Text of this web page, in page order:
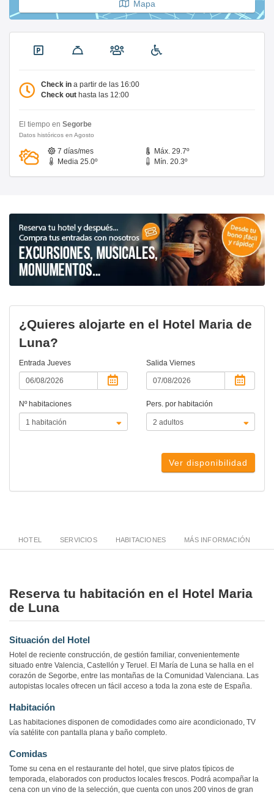
Mapa
Check in a partir de las 16:00
Check out hasta las 12:00
El tiempo en Segorbe
Datos históricos en Agosto
7 días/mes
Máx. 29.7º
Media 25.0º
Mín. 20.3º
¿Quieres alojarte en el Hotel Maria de
Luna?
Entrada Jueves Salida Viernes
Nº habitaciones Pers. por habitación
Ver disponibilidad
HOTEL SERVICIOS HABITACIONES MÁS INFORMACIÓN
Reserva tu habitación en el Hotel Maria
de Luna
Situación del Hotel
Hotel de reciente construcción, de gestión familiar, convenientemente
situado entre Valencia, Castellón y Teruel. El María de Luna se halla en el
corazón de Segorbe, entre las montañas de la Comunidad Valenciana. Las
autopistas locales ofrecen un fácil acceso a toda la zona este de España.
Habitación
Las habitaciones disponen de comodidades como aire acondicionado, TV
vía satélite con pantalla plana y baño completo.
Comidas
Tome su cena en el restaurante del hotel, que sirve platos típicos de
temporada, elaborados con productos locales frescos. Podrá acompañar la
cena con un vino de la selección, que cuenta con unos 200 vinos de gran